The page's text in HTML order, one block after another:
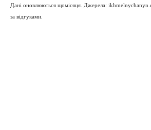
Дані оновлюються щомісяця. Джерела:
за відгуками.